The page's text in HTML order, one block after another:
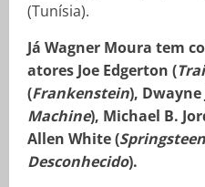
(Tunísia).
Já Wagner Moura tem
atores Joe Edgerton (
(Frankenstein), Dwayne
Machine), Michael B.
Allen White (
Desconhecido).